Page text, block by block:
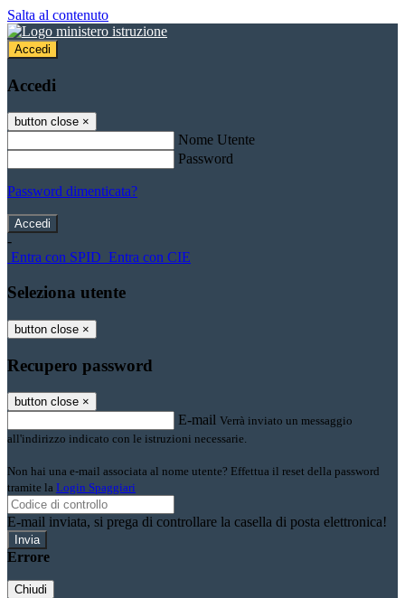
Salta al contenuto
Accedi
Accedi
button close ×
Nome Utente
Password
Password dimenticata?
-
Entra con SPID Entra con CIE
Seleziona utente
button close ×
Recupero password
button close ×
E-mail Verrà inviato un messaggio
all'indirizzo indicato con le istruzioni necessarie.
Non hai una e-mail associata al nome utente? Effettua il reset della password
tramite la Login Spaggiari
E-mail inviata, si prega di controllare la casella di posta elettronica!
Errore
Chiudi